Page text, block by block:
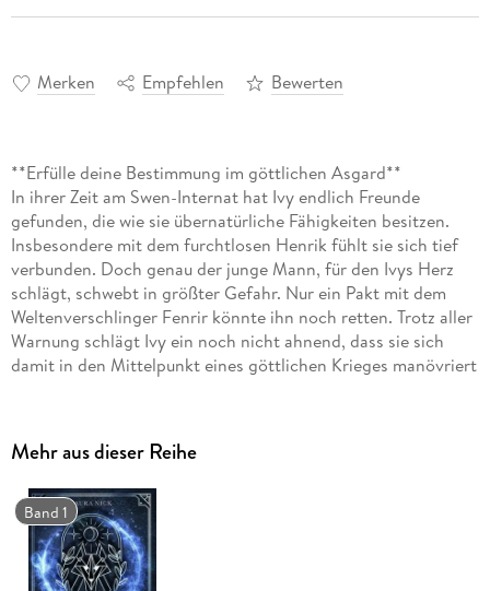
Merken Empfehlen Bewerten
**Erfülle deine Bestimmung im göttlichen Asgard**
In ihrer Zeit am Swen-Internat hat Ivy endlich Freunde
gefunden, die wie sie übernatürliche Fähigkeiten besitzen.
Insbesondere mit dem furchtlosen Henrik fühlt sie sich tief
verbunden. Doch genau der junge Mann, für den Ivys Herz
schlägt, schwebt in größter Gefahr. Nur ein Pakt mit dem
Weltenverschlinger Fenrir könnte ihn noch retten. Trotz aller
Warnung schlägt Ivy ein noch nicht ahnend, dass sie sich
damit in den Mittelpunkt eines göttlichen Krieges manövriert
Bist du bereit, dich einer Welt zu stellen, in der aus Sagen und
Legenden Wirklichkeit werden?
Textauszug:
»Eher sterbe ich, als ihn hier zu lassen«, kam es über meine
Zunge. Ich hatte keinen Gedanken daran verschwendet, doch
Mehr aus dieser Reihe
Band 1